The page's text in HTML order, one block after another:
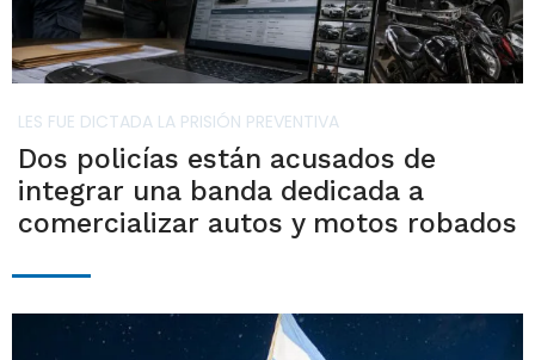
LES FUE DICTADA LA PRISIÓN PREVENTIVA
Dos policías están acusados de
integrar una banda dedicada a
comercializar autos y motos robados